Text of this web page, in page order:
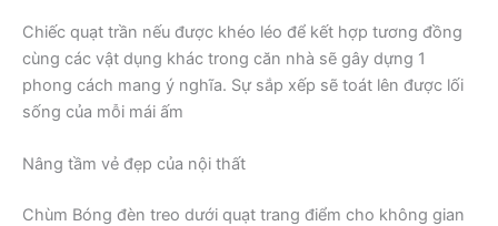
Chiếc quạt trần nếu được khéo léo để kết hợp tương đồng
cùng các vật dụng khác trong căn nhà sẽ gây dựng 1
phong cách mang ý nghĩa. Sự sắp xếp sẽ toát lên được lối
sống của mỗi mái ấm
Nâng tầm vẻ đẹp của nội thất
Chùm Bóng đèn treo dưới quạt trang điểm cho không gian